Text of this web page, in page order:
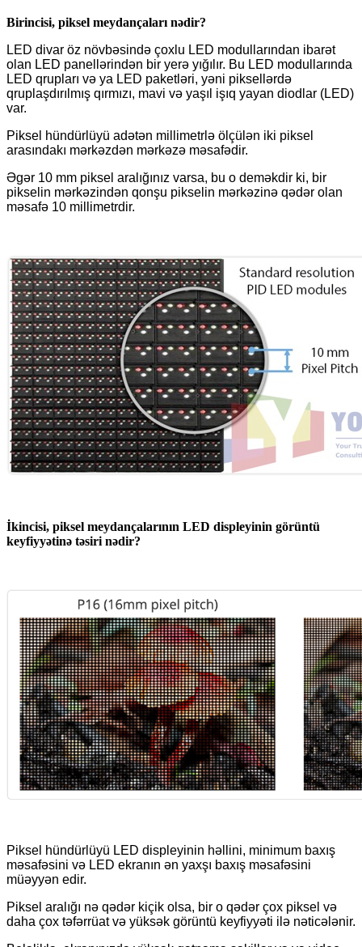
Birincisi, piksel meydançaları nədir?
LED divar öz növbəsində çoxlu LED modullarından ibarət
olan LED panellərindən bir yerə yığılır. Bu LED modullarında
LED qrupları və ya LED paketləri, yəni piksellərdə
qruplaşdırılmış qırmızı, mavi və yaşıl işıq yayan diodlar (LED)
var.
Piksel hündürlüyü adətən millimetrlə ölçülən iki piksel
arasındakı mərkəzdən mərkəzə məsafədir.
Əgər 10 mm piksel aralığınız varsa, bu o deməkdir ki, bir
pikselin mərkəzindən qonşu pikselin mərkəzinə qədər olan
məsafə 10 millimetrdir.
İkincisi, piksel meydançalarının LED displeyinin görüntü
keyfiyyətinə təsiri nədir?
Piksel hündürlüyü LED displeyinin həllini, minimum baxış
məsafəsini və LED ekranın ən yaxşı baxış məsafəsini
müəyyən edir.
Piksel aralığı nə qədər kiçik olsa, bir o qədər çox piksel və
daha çox təfərrüat və yüksək görüntü keyfiyyəti ilə nəticələnir.